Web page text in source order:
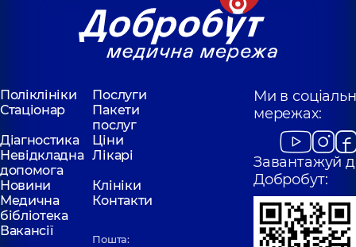
Поліклініки
Послуги
Стаціонар
Пакети
послуг
Діагностика
Ціни
Невідкладна
допомога
Лікарі
Новини
Клініки
Медична
бібліотека
Контакти
Вакансії
Пошта:
Ми в
мережах:
Завантажуй
Добробут: